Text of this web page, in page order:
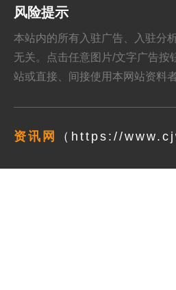
风险提示
本站内的所有入驻广告、入驻分
无关。点击任意图片/文字广告按
站或直接、间接使用本网站资料
资讯网 （https://